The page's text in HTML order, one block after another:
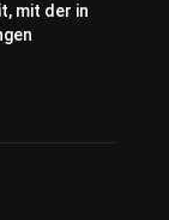
mit der in